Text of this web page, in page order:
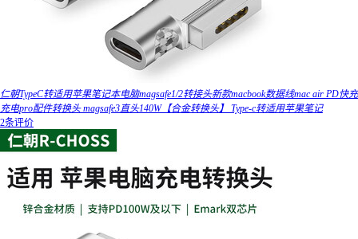
仁朝TypeC转适用苹果笔记本电脑magsafe1/2转接头新款macbook数据线mac air PD快充
充电pro配件转换头 magsafe3直头140W【合金转换头】 Type-c转适用苹果笔记
2条评价